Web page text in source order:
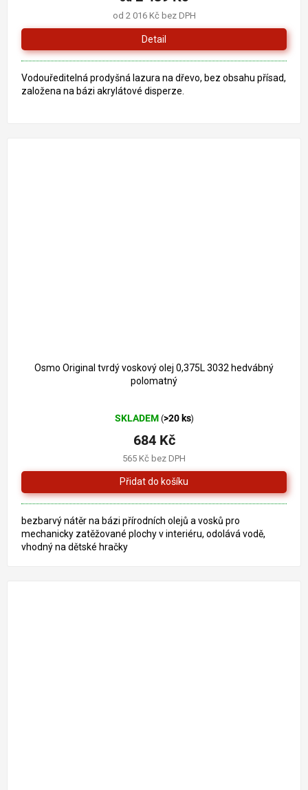
od 2 016 Kč bez DPH
Detail
Vodouředitelná prodyšná lazura na dřevo, bez obsahu přísad,
založena na bázi akrylátové disperze.
Osmo Original tvrdý voskový olej 0,375L 3032 hedvábný
polomatný
hodnocení
produktu
je
5,0
z
5
hvězdiček.
SKLADEM (>20 ks)
565 Kč bez DPH
684 Kč
bezbarvý nátěr na bázi přírodních olejů a vosků pro
mechanicky zatěžované plochy v interiéru, odolává vodě,
vhodný na dětské hračky